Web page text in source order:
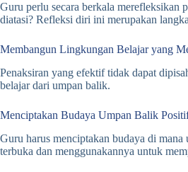
Guru perlu secara berkala merefleksikan
diatasi? Refleksi diri ini merupakan
Membangun Lingkungan Belajar yang
Penaksiran yang efektif tidak dapat
belajar dari umpan balik.
Menciptakan Budaya Umpan Balik
Guru harus menciptakan budaya di
terbuka dan menggunakannya untuk